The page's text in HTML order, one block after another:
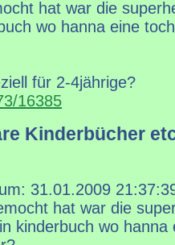
hat war die
wo hanna eine
für 2-4jährige?
16385
Kinderbücher
31.01.2009
hat war die
kinderbuch wo hanna